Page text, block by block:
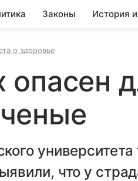
Законы История
о здоровье
что у